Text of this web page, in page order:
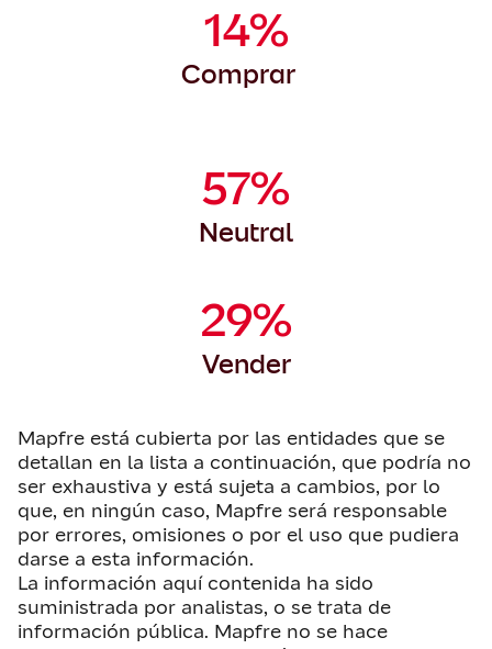
14%
Comprar
57%
Neutral
29%
Vender
Mapfre está cubierta por las entidades que se
detallan en la lista a continuación, que podría no
ser exhaustiva y está sujeta a cambios, por lo
que, en ningún caso, Mapfre será responsable
por errores, omisiones o por el uso que pudiera
darse a esta información.
La información aquí contenida ha sido
suministrada por analistas, o se trata de
información pública. Mapfre no se hace